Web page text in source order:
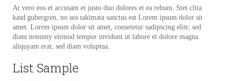
At vero eos et accusam et justo duo dolores et ea rebum. Stet clita
kasd gubergren, no sea takimata sanctus est Lorem ipsum dolor sit
amet. Lorem ipsum dolor sit amet, consetetur sadipscing elitr, sed
diam nonumy eirmod tempor invidunt ut labore et dolore magna
aliquyam erat, sed diam voluptua.
List Sample